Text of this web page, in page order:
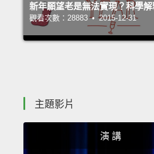
新年願望老是無法實現？科學
觀看次數：28883 • 2015-12-31
主題影片
演 講